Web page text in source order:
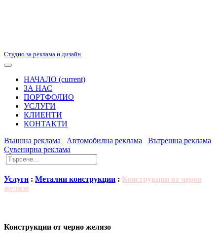
Студио за реклама и дизайн
НАЧАЛО (current)
ЗА НАС
ПОРТФОЛИО
УСЛУГИ
КЛИЕНТИ
КОНТАКТИ
Външна реклама
Автомобилна реклама
Вътрешна реклама
Сувенирна реклама
Услуги : Метални конструкции : Конструкции от черно
желязо
Конструкции от черно желязо